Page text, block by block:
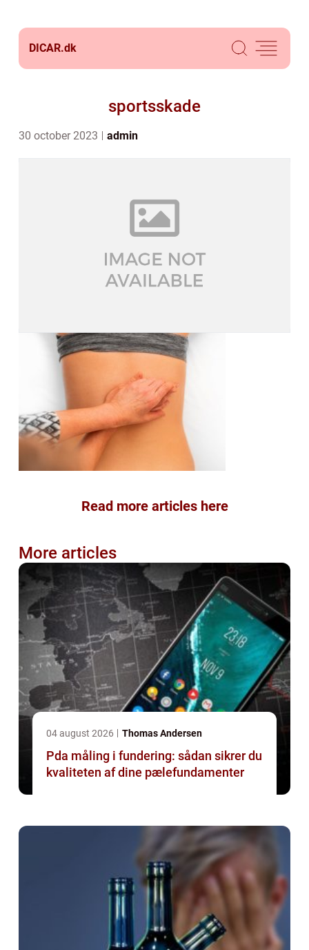
DICAR.dk
sportsskade
30 october 2023 admin
Read more articles here
More articles
04 august 2026 Thomas Andersen
Pda måling i fundering: sådan sikrer du
kvaliteten af dine pælefundamenter